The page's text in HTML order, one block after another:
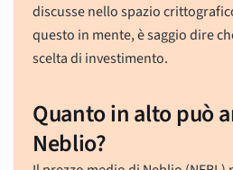
discusse nello spazio
questo in mente, è saggio dire
scelta di investimento.
Quanto in alto può
Neblio?